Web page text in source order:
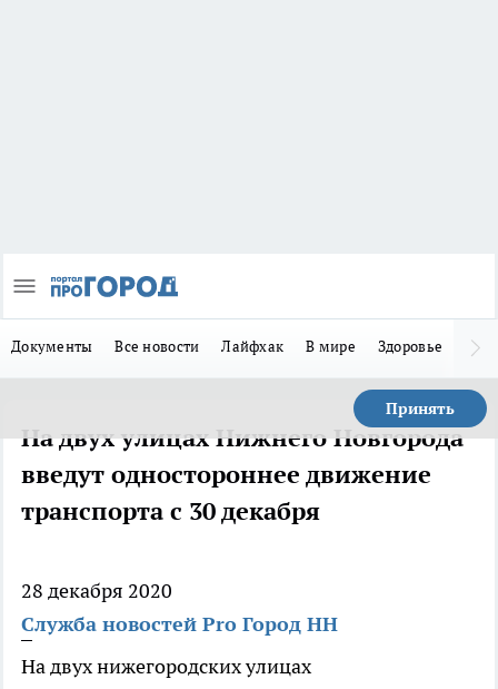
Документы Все новости Лайфхак В мире Здоровье
Принять
На двух улицах Нижнего Новгорода
введут одностороннее движение
транспорта с 30 декабря
28 декабря 2020
Служба новостей Pro Город НН
На двух нижегородских улицах